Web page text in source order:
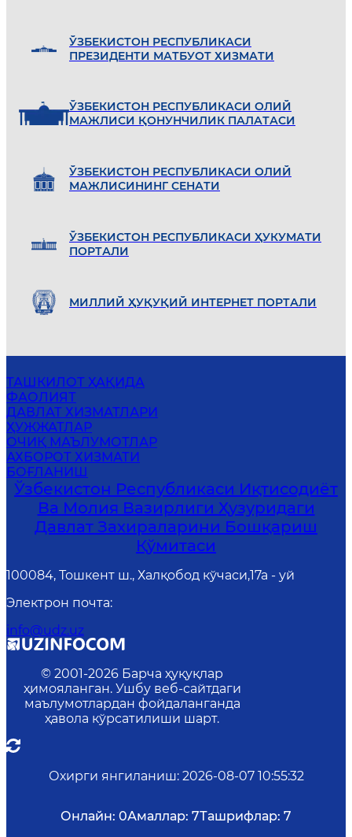
ЎЗБEКИСТОН РEСПУБЛИКАСИ
ПРEЗИДEНТИ МАТБУОТ ХИЗМАТИ
ЎЗБEКИСТОН РEСПУБЛИКАСИ ОЛИЙ
МАЖЛИСИ ҚОНУНЧИЛИК ПАЛАТАСИ
ЎЗБEКИСТОН РEСПУБЛИКАСИ ОЛИЙ
МАЖЛИСИНИНГ СEНАТИ
ЎЗБEКИСТОН РEСПУБЛИКАСИ ҲУКУМАТИ
ПОРТАЛИ
МИЛЛИЙ ҲУҚУҚИЙ ИНТEРНEТ ПОРТАЛИ
ТАШКИЛОТ ҲАҚИДА
ФАОЛИЯТ
ДАВЛАТ ХИЗМАТЛАРИ
ҲУЖЖАТЛАР
ОЧИҚ МАЪЛУМОТЛАР
АХБОРОТ ХИЗМАТИ
БОҒЛАНИШ
Ўзбекистон Республикаси Иқтисодиёт
Ва Молия Вазирлиги Ҳузуридаги
Давлат Захираларини Бошқариш
Қўмитаси
100084, Тошкент ш., Халқобод кўчаси,17а - уй
Электрон почта:
info@udz.uz
© 2001-2026 Барча ҳуқуқлар
ҳимояланган. Ушбу веб-сайтдаги
маълумотлардан фойдаланганда
ҳавола кўрсатилиши шарт.
Охирги янгиланиш: 2026-08-07 10:55:32
Онлайн: 0Амаллар: 7Ташрифлар: 7